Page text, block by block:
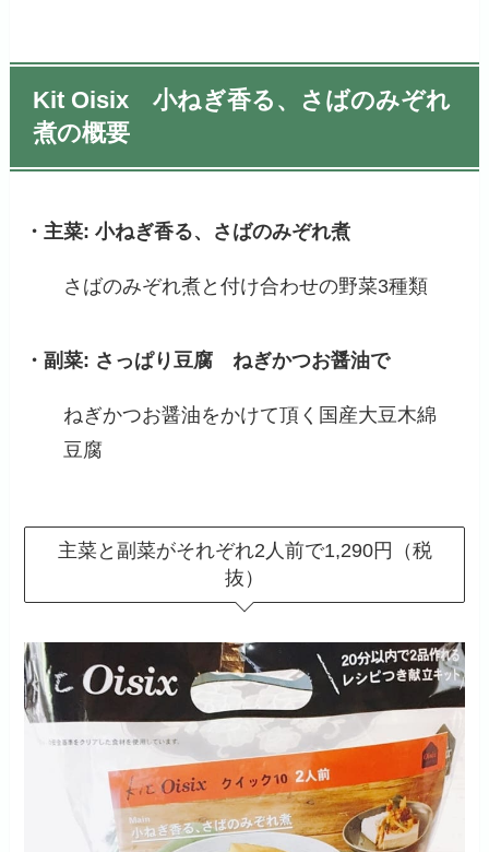
Kit Oisix 小ねぎ香る、さばのみぞれ
煮の概要
・主菜: 小ねぎ香る、さばのみぞれ煮
さばのみぞれ煮と付け合わせの野菜3種類
・副菜: さっぱり豆腐 ねぎかつお醤油で
ねぎかつお醤油をかけて頂く国産大豆木綿
豆腐
主菜と副菜がそれぞれ2人前で1,290円（税
抜）